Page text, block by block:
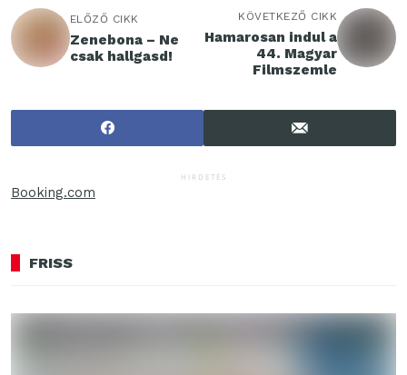
ELŐZŐ CIKK
Zenebona – Ne
csak hallgasd!
KÖVETKEZŐ CIKK
Hamarosan indul a
44. Magyar
Filmszemle
HIRDETÉS
Booking.com
FRISS